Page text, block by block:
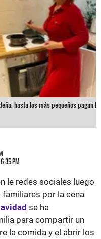
hasta los más pequeños pagan |
PM
le redes sociales luego
por la cena
se ha
para compartir un
la comida y el abrir los